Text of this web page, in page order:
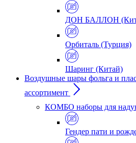
ДОН БАЛЛОН
Орбиталь (Турция)
Шаринг (Китай)
Воздушные шары фольга и
ассортимент
КОМБО наборы для
Гендер пати и